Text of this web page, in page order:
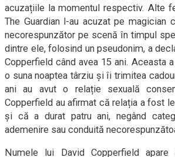
acuzațiile la momentul respectiv. Alte
The Guardian l-au acuzat pe magician
necorespunzător pe scenă în timpul
dintre ele, folosind un pseudonim, a
Copperfield când avea 15 ani. Aceasta
o suna noaptea târziu și îi trimitea
ani au avut o relație sexuală
Copperfield au afirmat că relația a fost
și că a durat patru ani, negând
ademenire sau conduită
Numele lui David Copperfield